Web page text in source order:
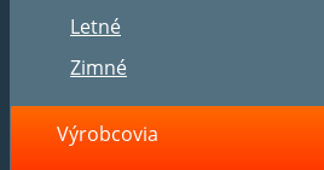
Letné
Zimné
Výrobcovia